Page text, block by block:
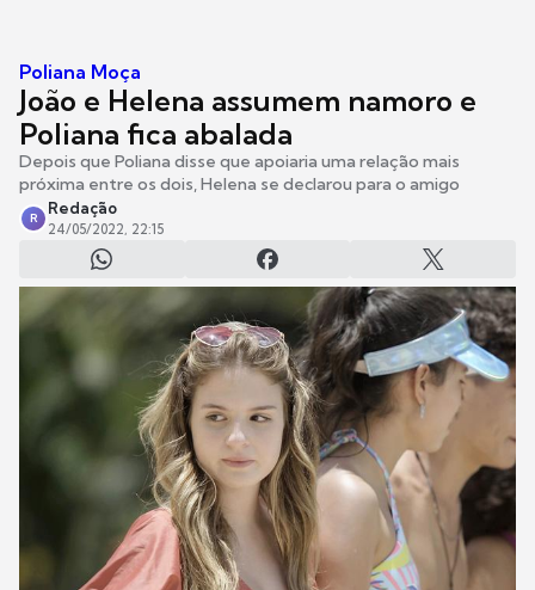
Poliana Moça
João e Helena assumem namoro e
Poliana fica abalada
Depois que Poliana disse que apoiaria uma relação mais
próxima entre os dois, Helena se declarou para o amigo
R
Redação
24/05/2022, 22:15